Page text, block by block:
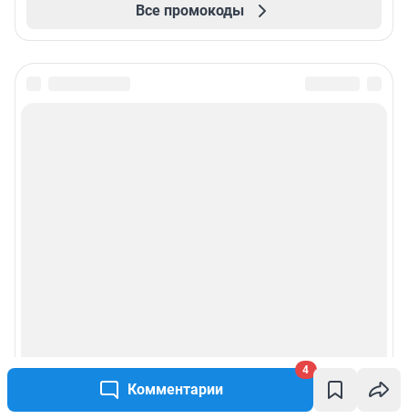
Комментарии
4
Все промокоды